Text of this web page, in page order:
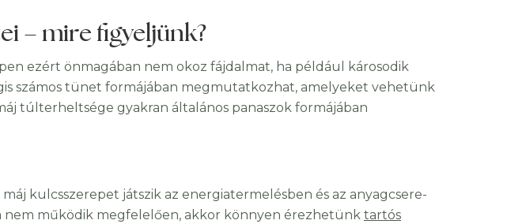
– mire figyeljünk?
ezért önmagában nem okoz fájdalmat, ha például károsodik
számos tünet formájában megmutatkozhat, amelyeket vehetünk
túlterheltsége gyakran általános panaszok formájában
máj kulcsszerepet játszik az energiatermelésben és az anyagcsere-
nem működik megfelelően, akkor könnyen érezhetünk tartós